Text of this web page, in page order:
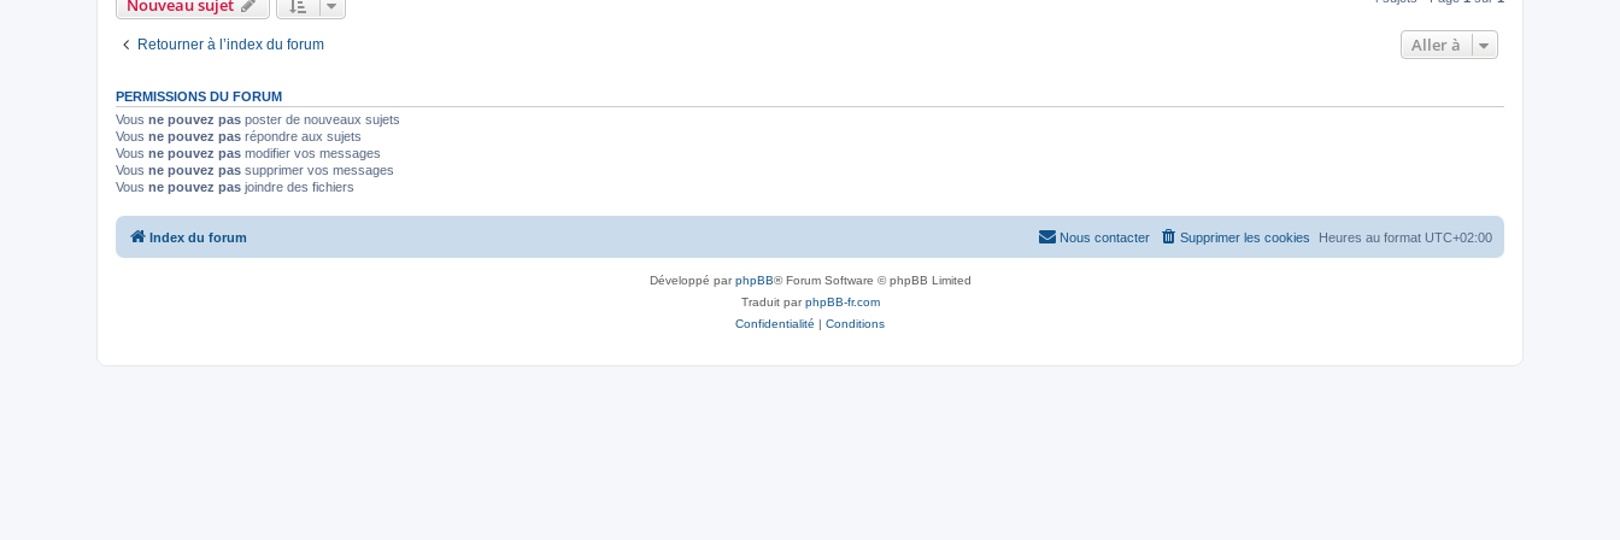
Nouveau sujet
Retourner à l’index du forum Aller à
PERMISSIONS DU FORUM
Vous ne pouvez pas poster de nouveaux sujets
Vous ne pouvez pas répondre aux sujets
Vous ne pouvez pas modifier vos messages
Vous ne pouvez pas supprimer vos messages
Vous ne pouvez pas joindre des fichiers
Index du forum Heures au format UTC+02:00
Supprimer les cookies
Nous contacter
Développé parphpBB® Forum Software © phpBB Limited
Traduit parphpBB-fr.com
Confidentialité | Conditions